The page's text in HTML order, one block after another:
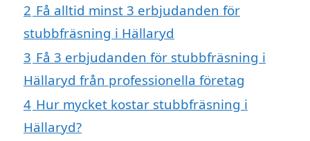
2 Få alltid minst 3 erbjudanden för
stubbfräsning i Hällaryd
3 Få 3 erbjudanden för stubbfräsning i
Hällaryd från professionella företag
4 Hur mycket kostar stubbfräsning i
Hällaryd?